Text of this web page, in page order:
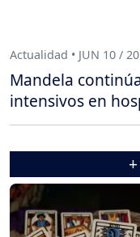
Actualidad • JUN 10 /
Mandela
intensivos en